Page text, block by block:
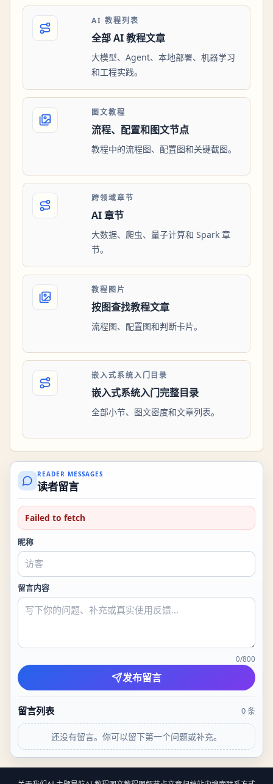
AI 教程列表
全部 AI 教程文章
大模型、Agent、本地部署、机器学习
和工程实践。
图文教程
流程、配置和图文节点
教程中的流程图、配置图和关键截图。
跨领域章节
AI 章节
大数据、爬虫、量子计算和 Spark 章
节。
教程图片
按图查找教程文章
流程图、配置图和判断卡片。
嵌入式系统入门目录
嵌入式系统入门完整目录
全部小节、图文密度和文章列表。
READER MESSAGES
读者留言
Failed to fetch
昵称
留言内容
0/800
发布留言
留言列表 0条
还没有留言。你可以留下第一个问题或补充。